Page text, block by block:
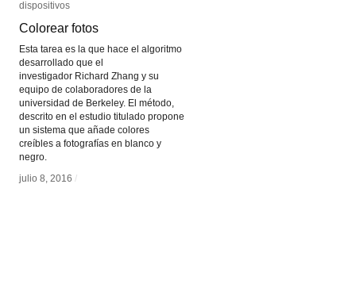
dispositivos
Colorear fotos
Esta tarea es la que hace el algoritmo
desarrollado que el
investigador Richard Zhang y su
equipo de colaboradores de la
universidad de Berkeley. El método,
descrito en el estudio titulado propone
un sistema que añade colores
creíbles a fotografías en blanco y
negro.
julio 8, 2016 /
dispositivos
Colorear fotos
julio 8, 2016 /